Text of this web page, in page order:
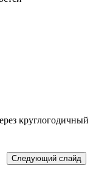
Следующий слайд
круглогодичный